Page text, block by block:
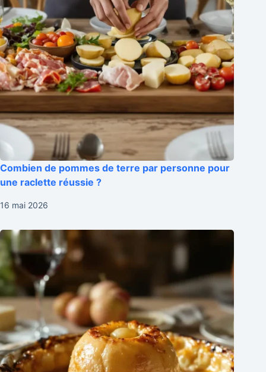
Combien de pommes de terre par personne pour
une raclette réussie ?
16 mai 2026